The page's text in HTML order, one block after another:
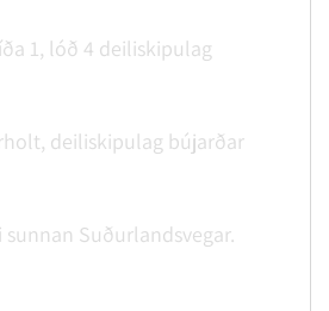
1, lóð 4 deiliskipulag
deiliskipulag bújarðar
sunnan Suðurlandsvegar.